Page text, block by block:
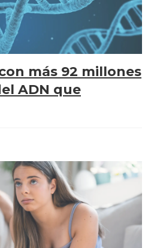
más 92 millones
ADN que